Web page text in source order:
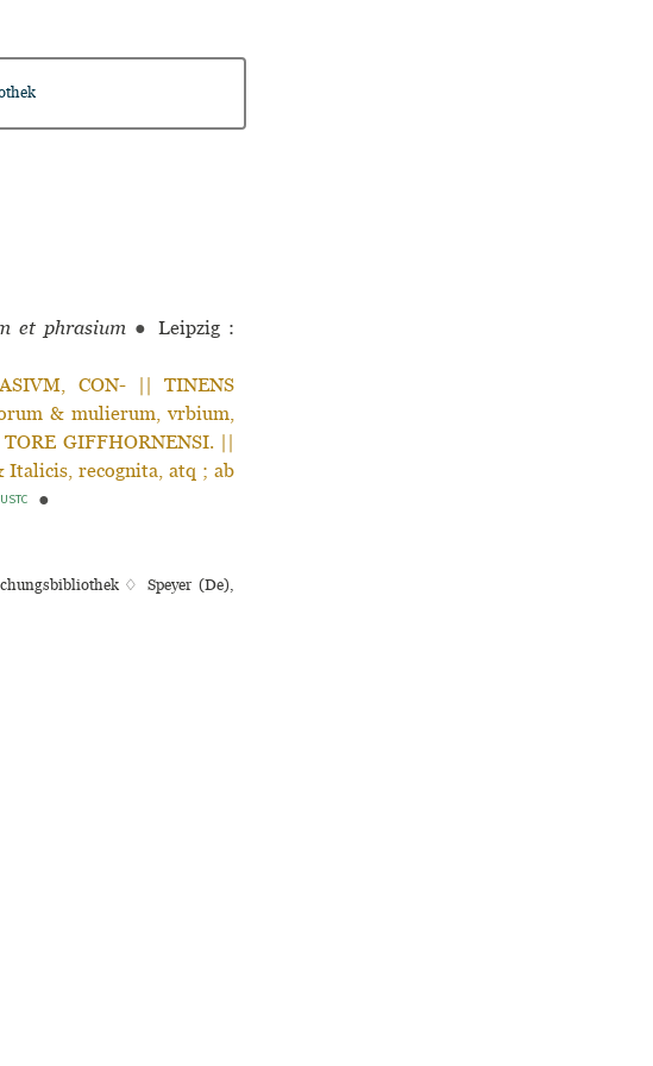
et phrasium ● Leipzig :
CON- || TINENS
& mulierum, vrbium,
GIFFHORNENSI. ||
Italicis, recognita, atq ; ab
USTC ●
♢ Speyer (De),